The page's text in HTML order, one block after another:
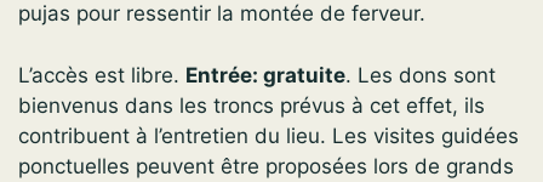
pujas pour ressentir la montée de ferveur.
L’accès est libre. Entrée: gratuite. Les dons sont
bienvenus dans les troncs prévus à cet effet, ils
contribuent à l’entretien du lieu. Les visites guidées
ponctuelles peuvent être proposées lors de grands